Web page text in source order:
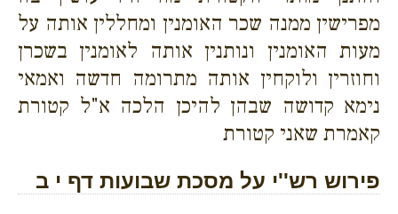
מפרישין ממנה שכר האומנין ומחללין אותה על
מעות האומנין ונותנין אותה לאומנין בשכרן
וחוזרין ולוקחין אותה מתרומה חדשה ואמאי
נימא קדושה שבהן להיכן הלכה א"ל קטורת
קאמרת שאני קטורת
פירוש רש''י על מסכת שבועות דף י ב